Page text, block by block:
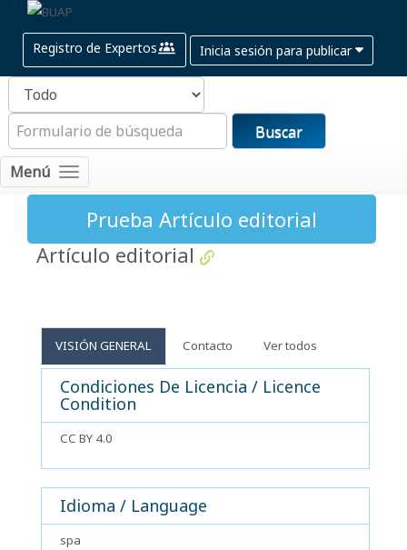
Registro de Expertos Inicia sesión para publicar
Buscar
Menú
Prueba Artículo editorial
Artículo editorial
VISIÓN GENERAL Contacto Ver todos
Condiciones De Licencia / Licence
Condition
CC BY 4.0
Idioma / Language
spa